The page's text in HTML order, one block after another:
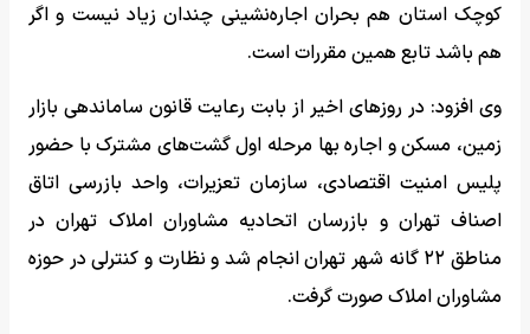
کوچک استان هم بحران اجاره‌نشینی چندان زیاد نیست و اگر
هم باشد تابع همین مقررات است.
وی افزود: در روزهای اخیر از بابت رعایت قانون ساماندهی بازار
زمین، مسکن و اجاره بها مرحله اول گشت‌های مشترک با حضور
پلیس امنیت اقتصادی، سازمان تعزیرات، واحد بازرسی اتاق
اصناف تهران و بازرسان اتحادیه مشاوران املاک تهران در
مناطق ۲۲ گانه شهر تهران انجام شد و نظارت و کنترلی در حوزه
مشاوران املاک صورت گرفت.